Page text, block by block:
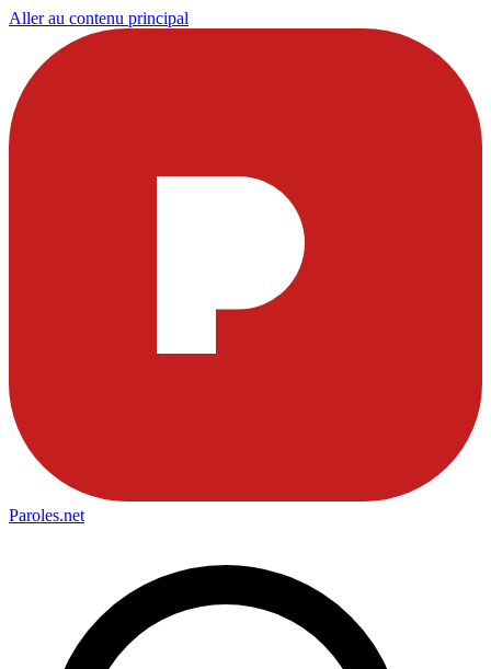
Aller au contenu principal
Paroles.net